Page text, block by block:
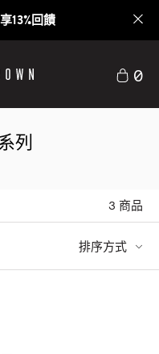
13%回饋
0
列
3 商品
排序方式